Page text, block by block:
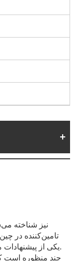
تامین‌کننده در